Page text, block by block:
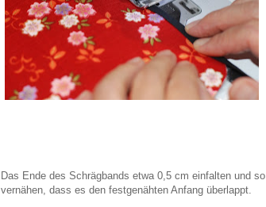
Das Ende des Schrägbands etwa 0,5 cm einfalten und so
vernähen, dass es den festgenähten Anfang überlappt.